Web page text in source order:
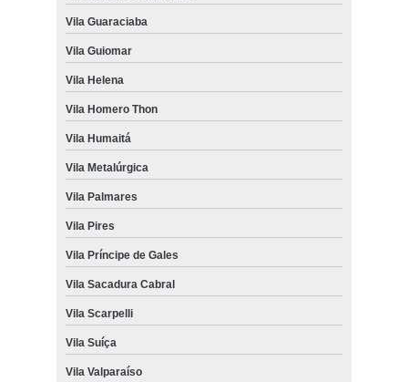
Vila Guaraciaba
Vila Guiomar
Vila Helena
Vila Homero Thon
Vila Humaitá
Vila Metalúrgica
Vila Palmares
Vila Pires
Vila Príncipe de Gales
Vila Sacadura Cabral
Vila Scarpelli
Vila Suíça
Vila Valparaíso